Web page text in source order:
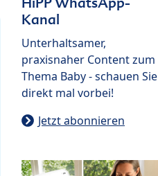
Kanal
Unterhaltsamer,
praxisnaher Content zum
Thema Baby - schauen Sie
direkt mal vorbei!
Jetzt abonnieren